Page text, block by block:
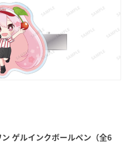
ゲルインクボールペン（全6